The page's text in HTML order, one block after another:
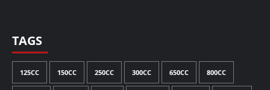
TAGS
125CC 150CC 250CC 300CC 650CC 800CC